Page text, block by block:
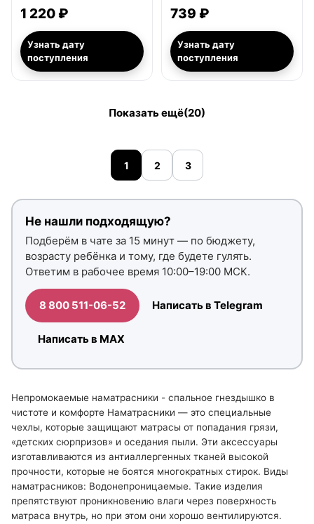
1 220 ₽
Узнать дату
поступления
739 ₽
Узнать дату
поступления
Показать ещё(20)
1 2 3
Не нашли подходящую?
Подберём в чате за 15 минут — по бюджету,
возрасту ребёнка и тому, где будете гулять.
Ответим в рабочее время 10:00–19:00 МСК.
8 800 511-06-52 Написать в Telegram
Написать в MAX
Непромокаемые наматрасники - спальное гнездышко в
чистоте и комфорте Наматрасники — это специальные
чехлы, которые защищают матрасы от попадания грязи,
«детских сюрпризов» и оседания пыли. Эти аксессуары
изготавливаются из антиаллергенных тканей высокой
прочности, которые не боятся многократных стирок. Виды
наматрасников: Водонепроницаемые. Такие изделия
препятствуют проникновению влаги через поверхность
матраса внутрь, но при этом они хорошо вентилируются.